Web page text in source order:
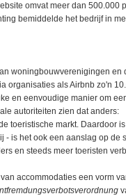
omvat meer dan 500.000
bemiddelde het bedrijf in
woningbouwverenigingen en
organisaties als Airbnb zo'n
en eenvoudige manier om
autoriteiten zien dat anders:
toeristische markt. Daardoor
- is het ook een aanslag op de
en steeds meer toeristen
accommodaties een vorm